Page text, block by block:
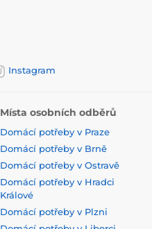
Instagram
Místa osobních odběrů
Domácí potřeby v Praze
Domácí potřeby v Brně
Domácí potřeby v Ostravě
Domácí potřeby v Hradci
Králové
Domácí potřeby v Plzni